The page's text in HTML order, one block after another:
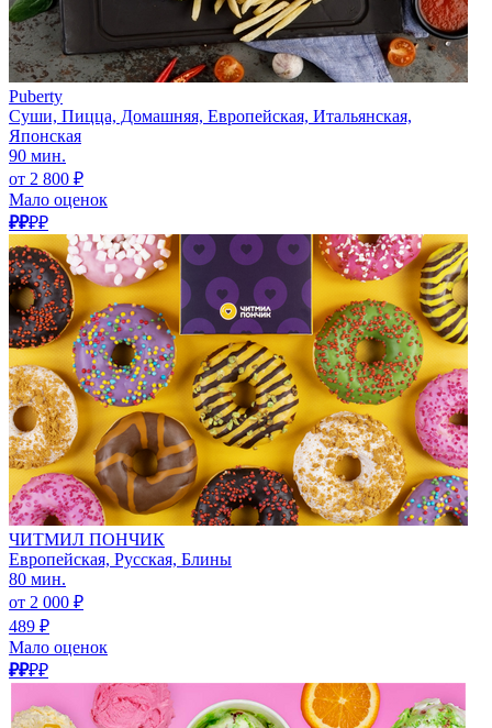
Puberty
Суши, Пицца, Домашняя, Европейская, Итальянская,
Японская
90 мин.
от 2 800 ₽
Мало оценок
₽₽₽₽
ЧИТМИЛ ПОНЧИК
Европейская, Русская, Блины
80 мин.
от 2 000 ₽
489 ₽
Мало оценок
₽₽₽₽